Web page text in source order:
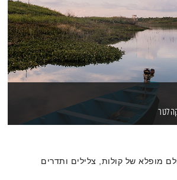
מופלא של קולות, צלילים ותדרים